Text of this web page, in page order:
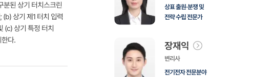
분된 상기 터치스크린
상기 제1 터치 입력
(c) 상기 특정 터치
다.
상표 출원·분쟁 및
전략 수립 전문가
장재익
변리사
전기전자 전문분야